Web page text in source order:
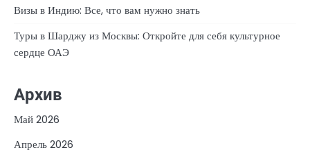
Визы в Индию: Все, что вам нужно знать
Туры в Шарджу из Москвы: Откройте для себя культурное
сердце ОАЭ
Архив
Май 2026
Апрель 2026